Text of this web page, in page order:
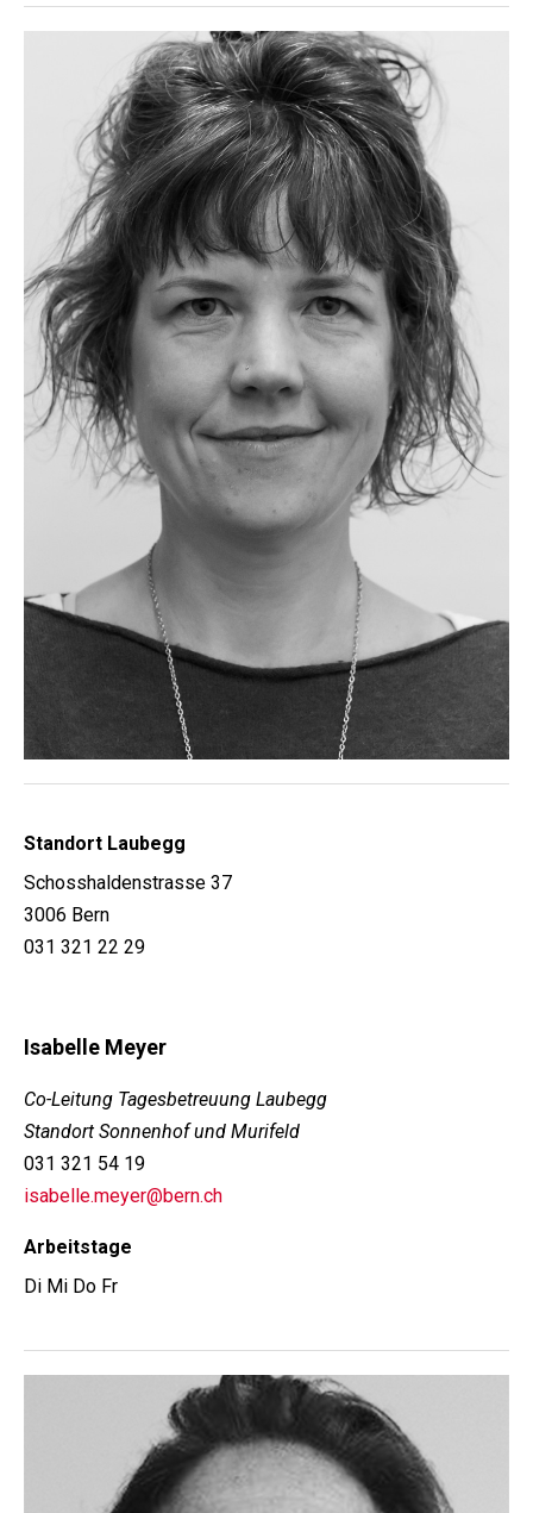
Standort Laubegg
Schosshaldenstrasse 37
3006 Bern
031 321 22 29
Isabelle Meyer
Co-Leitung Tagesbetreuung Laubegg
Standort Sonnenhof und Murifeld
031 321 54 19
isabelle.meyer@bern.ch
Arbeitstage
Di Mi Do Fr